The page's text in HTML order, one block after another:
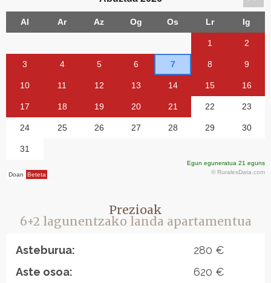
Prezioak
6+2 lagunentzako landa apartamentua
Asteburua:
280 €
Aste osoa:
620 €